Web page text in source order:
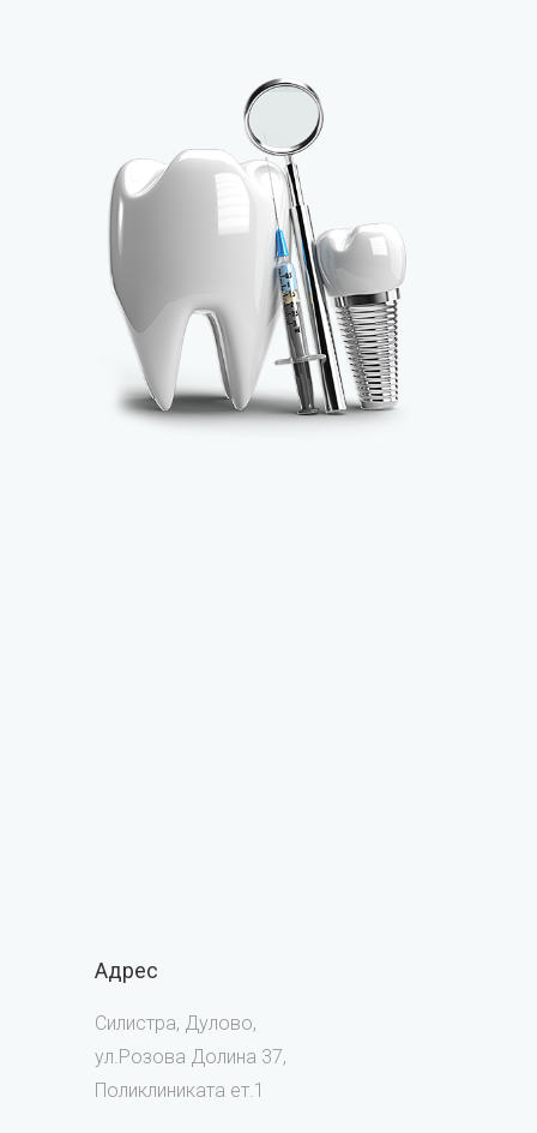
Адрес
Силистра, Дулово,
ул.Розова Долина 37,
Поликлиниката ет.1